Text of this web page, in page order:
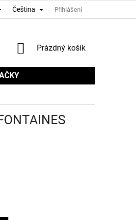
Čeština Přihlášení
NÁKUPNÍ
Prázdný košík